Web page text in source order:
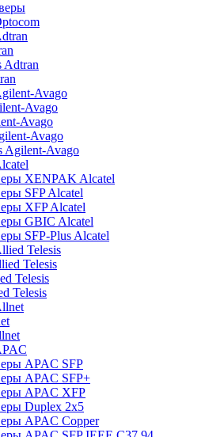
Adtran
Avago
Avago
Avago
Avago
Agilent-Avago
XENPAK Alcatel
SFP Alcatel
XFP Alcatel
GBIC Alcatel
SFP-Plus Alcatel
Telesis
Telesis
Telesis
Telesis
APAC SFP
APAC SFP+
APAC XFP
Duplex 2x5
APAC Copper